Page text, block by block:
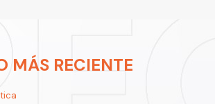
MÁS RECIENTE